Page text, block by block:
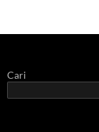
Cari